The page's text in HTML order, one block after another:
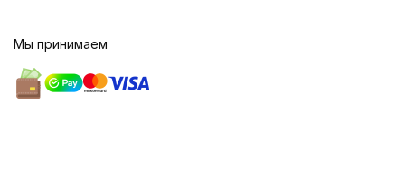
Мы принимаем